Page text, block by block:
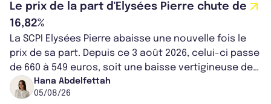
Le prix de la part d'Elysées Pierre chute de
16,82%
La SCPI Elysées Pierre abaisse une nouvelle fois le
prix de sa part. Depuis ce 3 août 2026, celui-ci passe
de 660 à 549 euros, soit une baisse vertigineuse de
16,82%. Cette nouvell...
Hana Abdelfettah
05/08/26